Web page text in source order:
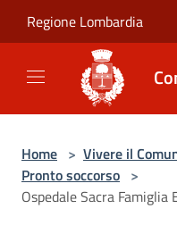
Regione Lombardia
Home > Vivere il
Pronto soccorso >
Ospedale Sacra Famiglia